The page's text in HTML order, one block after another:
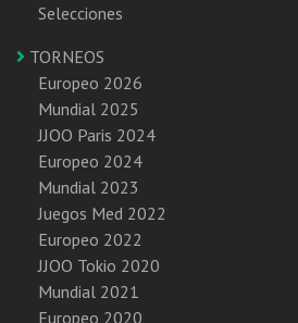
Selecciones
TORNEOS
Europeo 2026
Mundial 2025
JJOO Paris 2024
Europeo 2024
Mundial 2023
Juegos Med 2022
Europeo 2022
JJOO Tokio 2020
Mundial 2021
Europeo 2020